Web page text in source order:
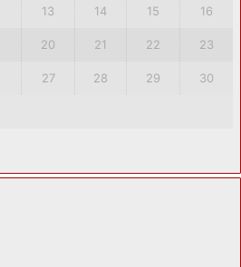
13 14 15 16
20 21 22 23
27 28 29 30